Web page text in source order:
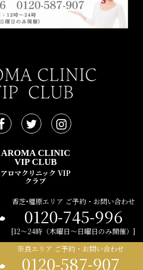
奈良エリア ご予約・お問い合わせ
0120-587-907
香芝•橿原エリア ご予約・お問い合わせ
0120-745-996
12〜24時（木曜日〜日曜日のみ開催）
AROMA CLINIC
VIP CLUB
アロマクリニック VIP
クラブ
民間広告支援機構 © 2021